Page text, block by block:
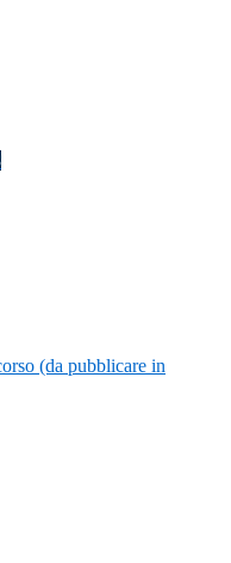
(da pubblicare in